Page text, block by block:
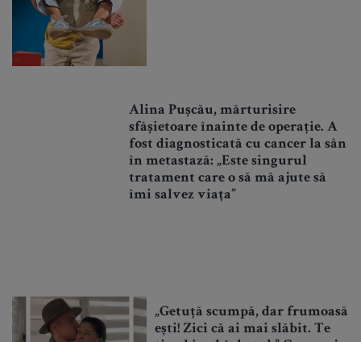
Alina Pușcău, mărturisire
sfâșietoare înainte de operație. A
fost diagnosticată cu cancer la sân
în metastază: „Este singurul
tratament care o să mă ajute să
îmi salvez viața”
„Getuță scumpă, dar frumoasă
ești! Zici că ai mai slăbit. Te